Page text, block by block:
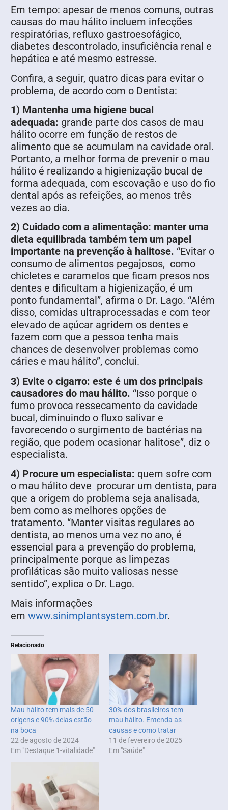
Em tempo: apesar de menos comuns, outras
causas do mau hálito incluem infecções
respiratórias, refluxo gastroesofágico,
diabetes descontrolado, insuficiência renal e
hepática e até mesmo estresse.
Confira, a seguir, quatro dicas para evitar o
problema, de acordo com o Dentista:
1) Mantenha uma higiene bucal
adequada: grande parte dos casos de mau
hálito ocorre em função de restos de
alimento que se acumulam na cavidade oral.
Portanto, a melhor forma de prevenir o mau
hálito é realizando a higienização bucal de
forma adequada, com escovação e uso do fio
dental após as refeições, ao menos três
vezes ao dia.
2) Cuidado com a alimentação: manter uma
dieta equilibrada também tem um papel
importante na prevenção à halitose. “Evitar o
consumo de alimentos pegajosos, como
chicletes e caramelos que ficam presos nos
dentes e dificultam a higienização, é um
ponto fundamental”, afirma o Dr. Lago. “Além
disso, comidas ultraprocessadas e com teor
elevado de açúcar agridem os dentes e
fazem com que a pessoa tenha mais
chances de desenvolver problemas como
cáries e mau hálito”, conclui.
3) Evite o cigarro: este é um dos principais
causadores do mau hálito. “Isso porque o
fumo provoca ressecamento da cavidade
bucal, diminuindo o fluxo salivar e
favorecendo o surgimento de bactérias na
região, que podem ocasionar halitose”, diz o
especialista.
4) Procure um especialista: quem sofre com
o mau hálito deve procurar um dentista, para
que a origem do problema seja analisada,
bem como as melhores opções de
tratamento. “Manter visitas regulares ao
dentista, ao menos uma vez no ano, é
essencial para a prevenção do problema,
principalmente porque as limpezas
profiláticas são muito valiosas nesse
sentido”, explica o Dr. Lago.
Mais informações
em www.sinimplantsystem.com.br.
Relacionado
Mau hálito tem mais de 50
origens e 90% delas estão
na boca
22 de agosto de 2024
Em "Destaque 1-vitalidade"
30% dos brasileiros tem
mau hálito. Entenda as
causas e como tratar
11 de fevereiro de 2025
Em "Saúde"